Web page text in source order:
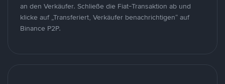
an den Verkäufer. Schließe die Fiat-Transaktion ab und
klicke auf „Transferiert, Verkäufer benachrichtigen“ auf
Binance P2P.